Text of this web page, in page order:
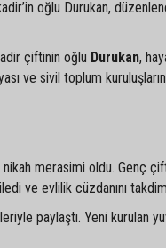
oğlu Durukan,
çiftinin oğlu Durukan,
ve sivil toplum
merasimi oldu. Genç
ve evlilik cüzdanını
paylaştı. Yeni kurulan